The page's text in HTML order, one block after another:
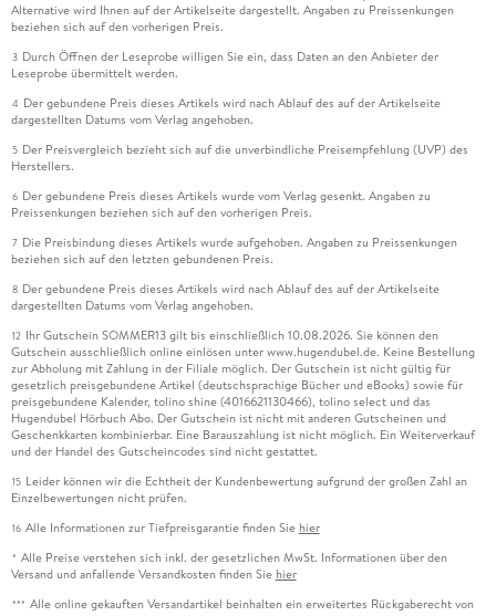
Alternative wird Ihnen auf der Artikelseite dargestellt. Angaben zu Preissenkungen
beziehen sich auf den vorherigen Preis.
3 Durch Öffnen der Leseprobe willigen Sie ein, dass Daten an den Anbieter der
Leseprobe übermittelt werden.
4 Der gebundene Preis dieses Artikels wird nach Ablauf des auf der Artikelseite
dargestellten Datums vom Verlag angehoben.
5 Der Preisvergleich bezieht sich auf die unverbindliche Preisempfehlung (UVP) des
Herstellers.
6 Der gebundene Preis dieses Artikels wurde vom Verlag gesenkt. Angaben zu
Preissenkungen beziehen sich auf den vorherigen Preis.
7 Die Preisbindung dieses Artikels wurde aufgehoben. Angaben zu Preissenkungen
beziehen sich auf den letzten gebundenen Preis.
8 Der gebundene Preis dieses Artikels wird nach Ablauf des auf der Artikelseite
dargestellten Datums vom Verlag angehoben.
12 Ihr Gutschein SOMMER13 gilt bis einschließlich 10.08.2026. Sie können den
Gutschein ausschließlich online einlösen unter www.hugendubel.de. Keine Bestellung
zur Abholung mit Zahlung in der Filiale möglich. Der Gutschein ist nicht gültig für
gesetzlich preisgebundene Artikel (deutschsprachige Bücher und eBooks) sowie für
preisgebundene Kalender, tolino shine (4016621130466), tolino select und das
Hugendubel Hörbuch Abo. Der Gutschein ist nicht mit anderen Gutscheinen und
Geschenkkarten kombinierbar. Eine Barauszahlung ist nicht möglich. Ein Weiterverkauf
und der Handel des Gutscheincodes sind nicht gestattet.
15 Leider können wir die Echtheit der Kundenbewertung aufgrund der großen Zahl an
Einzelbewertungen nicht prüfen.
16 Alle Informationen zur Tiefpreisgarantie finden Sie hier
* Alle Preise verstehen sich inkl. der gesetzlichen MwSt. Informationen über den
Versand und anfallende Versandkosten finden Sie hier
*** Alle online gekauften Versandartikel beinhalten ein erweitertes Rückgaberecht von